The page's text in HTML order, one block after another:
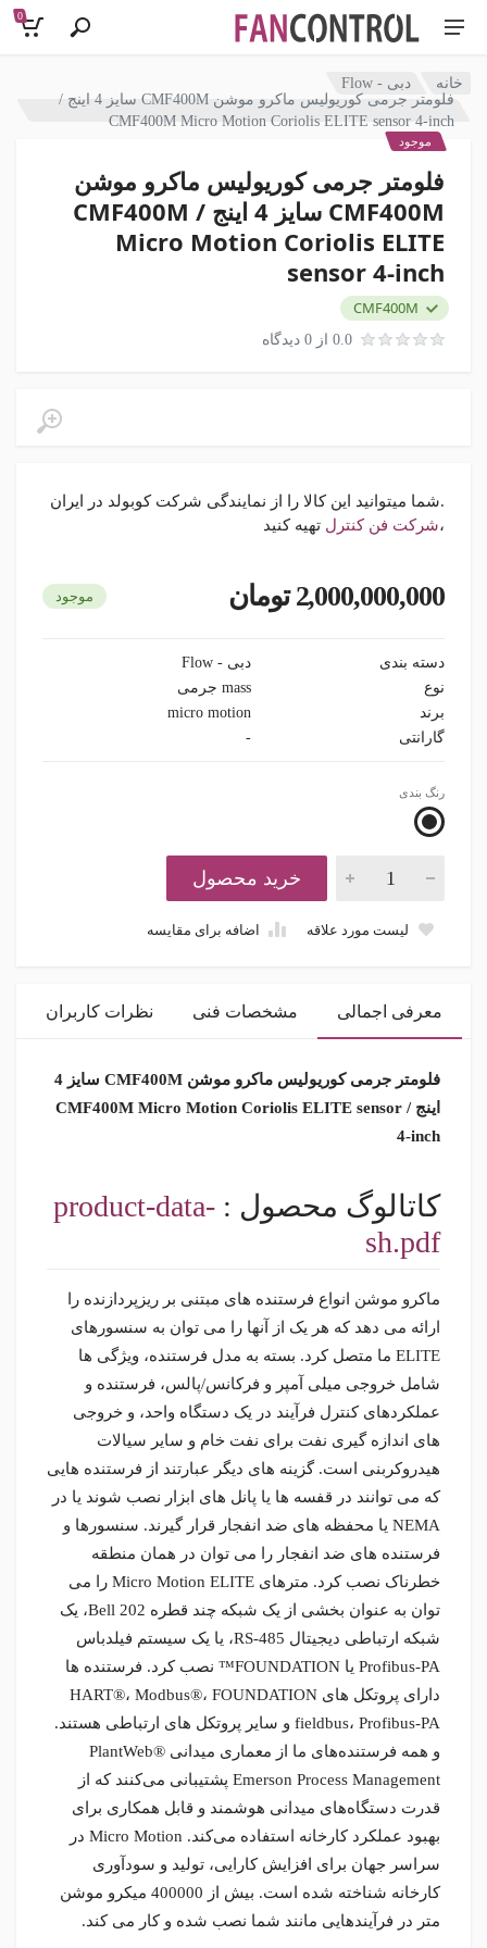
0
خانه
دبی - Flow
فلومتر جرمی کوریولیس ماکرو موشن CMF400M سایز 4 اینج /
CMF400M Micro Motion Coriolis ELITE sensor 4-inch
فلومتر جرمی کوریولیس ماکرو موشن
CMF400M سایز 4 اینج / CMF400M
Micro Motion Coriolis ELITE
sensor 4-inch
0.0 از 0 دیدگاه
CMF400M
.شما میتوانید این کالا را از نمایندگی شرکت کوبولد در ایران
،شرکت فن کنترل تهیه کنید
موجود
2,000,000,000 تومان موجود
دسته بندی
دبی - Flow
نوع
mass جرمی
برند
micro motion
گارانتی
-
رنگ بندی
خرید محصول
لیست مورد علاقه اضافه برای مقایسه
معرفی اجمالی مشخصات فنی نظرات کاربران
فلومتر جرمی کوریولیس ماکرو موشن CMF400M سایز 4
اینج / CMF400M Micro Motion Coriolis ELITE sensor
4-inch
کاتالوگ محصول : product-data-
sh.pdf
ماکرو موشن انواع فرستنده های مبتنی بر ریزپردازنده را
ارائه می دهد که هر یک از آنها را می توان به سنسورهای
ELITE ما متصل کرد. بسته به مدل فرستنده، ویژگی ها
شامل خروجی میلی آمپر و فرکانس/پالس، فرستنده و
عملکردهای کنترل فرآیند در یک دستگاه واحد، و خروجی
های اندازه گیری نفت برای نفت خام و سایر سیالات
هیدروکربنی است. گزینه های دیگر عبارتند از فرستنده هایی
که می توانند در قفسه ها یا پانل های ابزار نصب شوند یا در
NEMA یا محفظه های ضد انفجار قرار گیرند. سنسورها و
فرستنده های ضد انفجار را می توان در همان منطقه
خطرناک نصب کرد. مترهای Micro Motion ELITE را می
توان به عنوان بخشی از یک شبکه چند قطره Bell 202، یک
شبکه ارتباطی دیجیتال RS-485، یا یک سیستم فیلدباس
Profibus-PA یا FOUNDATION™ نصب کرد. فرستنده ها
دارای پروتکل های HART®، Modbus®، FOUNDATION
fieldbus، Profibus-PA و سایر پروتکل های ارتباطی هستند.
و همه فرستنده‌های ما از معماری میدانی PlantWeb®
Emerson Process Management پشتیبانی می‌کنند که از
قدرت دستگاه‌های میدانی هوشمند و قابل همکاری برای
بهبود عملکرد کارخانه استفاده می‌کند. Micro Motion در
سراسر جهان برای افزایش کارایی، تولید و سودآوری
کارخانه شناخته شده است. بیش از 400000 میکرو موشن
متر در فرآیندهایی مانند شما نصب شده و کار می کند.